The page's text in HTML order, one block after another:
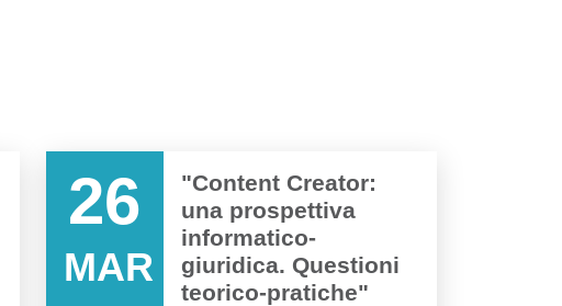
26
MAR
"Content Creator:
una prospettiva
informatico-
giuridica. Questioni
teorico-pratiche"